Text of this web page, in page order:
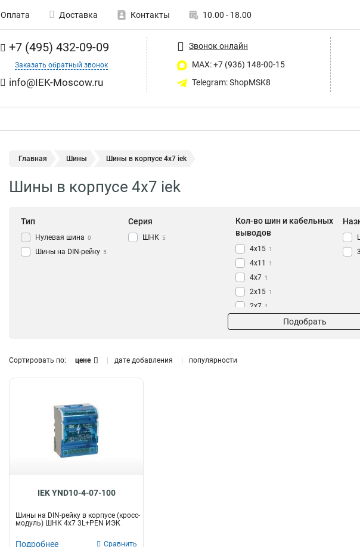
Оплата Доставка Контакты 10.00 - 18.00
+7 (495) 432-09-09
Заказать обратный звонок
info@IEK-Moscow.ru
Звонок онлайн
MAX: +7 (936) 148-00-15
Telegram: ShopMSK8
Главная Шины Шины в корпусе 4х7 iek
Шины в корпусе 4х7 iek
Тип
Нулевая шина 0
Шины на DIN-рейку 5
Серия
ШНК 5
Кол-во шин и кабельных
выводов
4х15 1
4х11 1
4х7 1
2х15 1
2х7 1
Подобрать
Сортировать по: цене дате добавления популярности
IEK YND10-4-07-100
Шины на DIN-рейку в корпусе (кросс-
модуль) ШНК 4х7 3L+PEN ИЭК
Подробнее Сравнить